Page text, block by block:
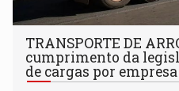
TRANSPORTE DE
cumprimento da
de cargas por empresa